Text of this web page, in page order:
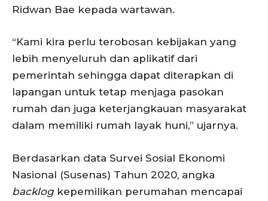
Ridwan Bae kepada wartawan.
“Kami kira perlu terobosan kebijakan yang
lebih menyeluruh dan aplikatif dari
pemerintah sehingga dapat diterapkan di
lapangan untuk tetap menjaga pasokan
rumah dan juga keterjangkauan masyarakat
dalam memiliki rumah layak huni,” ujarnya.
Berdasarkan data Survei Sosial Ekonomi
Nasional (Susenas) Tahun 2020, angka
backlogkepemilikan perumahan mencapai